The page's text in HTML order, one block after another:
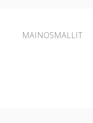
MAINOSMALLIT